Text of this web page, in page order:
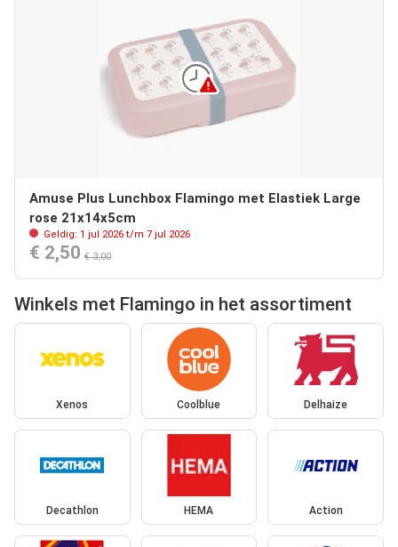
Amuse Plus Lunchbox Flamingo met Elastiek Large
rose 21x14x5cm
Geldig: 1 jul 2026 t/m 7 jul 2026
€ 2,50 € 3,00
Winkels met Flamingo in het assortiment
Xenos Coolblue Delhaize
Decathlon HEMA Action